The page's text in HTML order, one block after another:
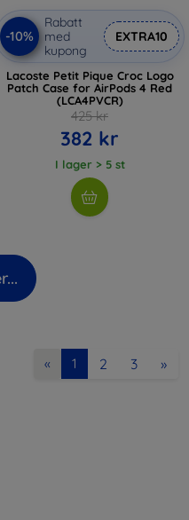
-10%
Rabatt
med
kupong
EXTRA10
Lacoste Petit Pique Croc Logo
Patch Case for AirPods 4 Red
(LCA4PVCR)
425 kr
382 kr
I lager > 5 st
« 1 2 3 »